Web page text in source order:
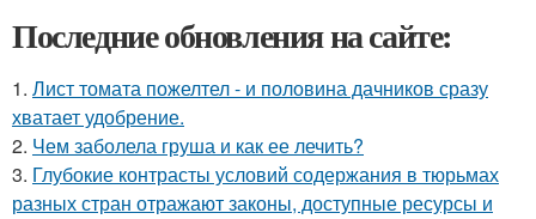
Последние обновления на сайте:
1. Лист томата пожелтел - и половина дачников сразу
хватает удобрение.
2. Чем заболела груша и как ее лечить?
3. Глубокие контрасты условий содержания в тюрьмах
разных стран отражают законы, доступные ресурсы и